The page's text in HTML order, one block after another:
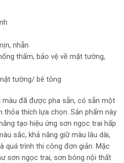
nhẵn
thấm, bảo vệ về mặt tường,
tường/ bê tông
đã được pha sẵn, có sẵn một
thỏa thích lựa chọn. Sản phẩm này
tạo hiệu ứng sơn ngọc trai hấp
sắc, khả năng giữ màu lâu dài,
quá trình thi công đơn giản. Mặc
sơn ngọc trai, sơn bóng nội thất